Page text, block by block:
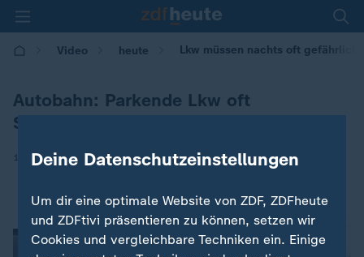
Video heute Lkw müssen nachts oft gefährlich
Autobahn: Parkende Lkw oft
Sicherheitsrisiko
18.11.2025 | 14:34
Deine Datenschutzeinstellungen
Um dir eine optimale Website von ZDF, ZDFheute
und ZDFtivi präsentieren zu können, setzen wir
Cookies und vergleichbare Techniken ein. Einige